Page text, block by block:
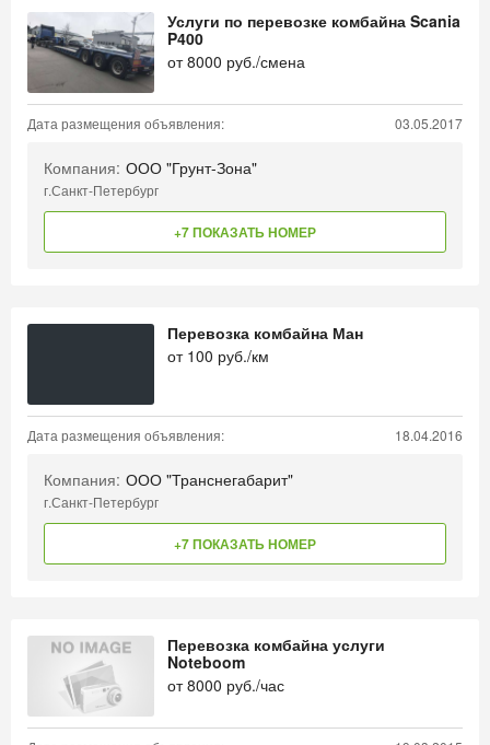
Услуги по перевозке комбайна Scania
P400
от8000 руб./смена
Дата размещения объявления: 03.05.2017
Компания: ООО "Грунт-Зона"
г.Санкт-Петербург
+7 ПОКАЗАТЬ НОМЕР
Перевозка комбайна Ман
от 100 руб./км
Дата размещения объявления: 18.04.2016
Компания: ООО "Транснегабарит"
г.Санкт-Петербург
+7 ПОКАЗАТЬ НОМЕР
Перевозка комбайна услуги
Noteboom
от8000 руб./час